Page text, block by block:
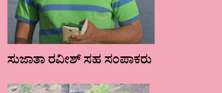
ಸುಜಾತಾ ರವೀಶ್ ಸಹ ಸಂಪಾಕರು